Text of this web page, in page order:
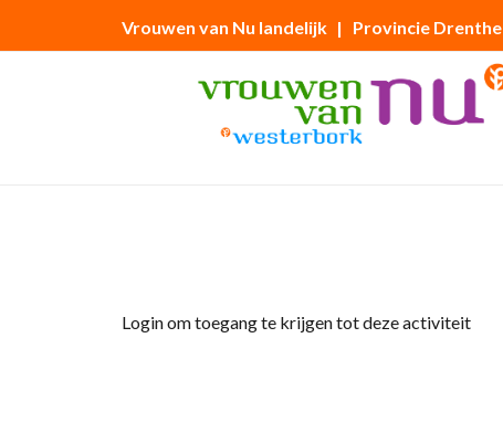
Vrouwen van Nu landelijk | Provincie Drenthe
Login om toegang te krijgen tot deze activiteit